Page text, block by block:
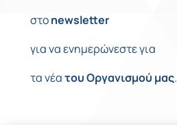
στοnewsletter
για να ενημερώνεστε για
τα νέατουΟργανισμού μας.